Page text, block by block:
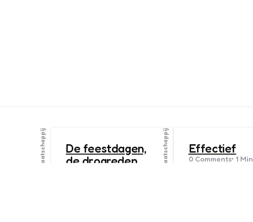
Mens & Maatschappij
De feestdagen,
de drogreden,
Mens & Maatschappij Effectief
0Comments 1 Min